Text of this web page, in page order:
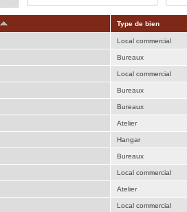
Type de bien
Local commercial
Bureaux
Local commercial
Bureaux
Bureaux
Atelier
Hangar
Bureaux
Local commercial
Atelier
Local commercial